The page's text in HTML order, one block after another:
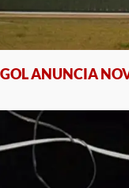
GOL ANUNCIA